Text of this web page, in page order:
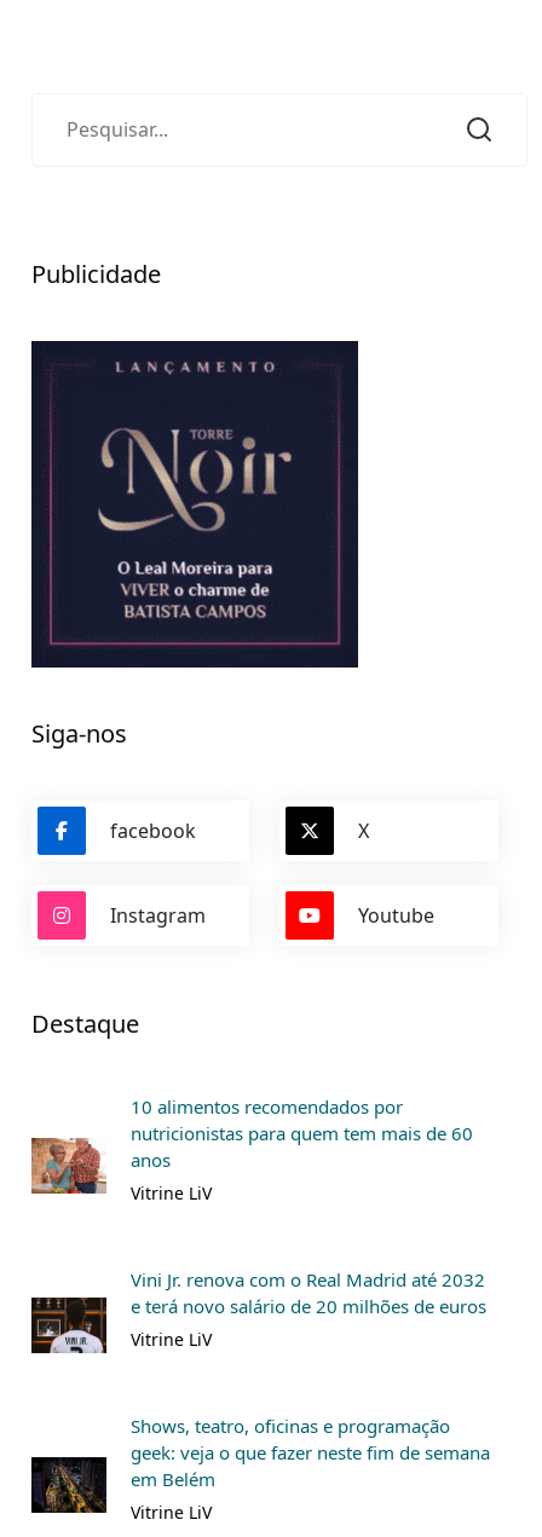
Publicidade
Siga-nos
facebook X
Instagram Youtube
Destaque
10 alimentos recomendados por
nutricionistas para quem tem mais de 60
anos
Vitrine LiV
Vini Jr. renova com o Real Madrid até 2032
e terá novo salário de 20 milhões de euros
Vitrine LiV
Shows, teatro, oficinas e programação
geek: veja o que fazer neste fim de semana
em Belém
Vitrine LiV